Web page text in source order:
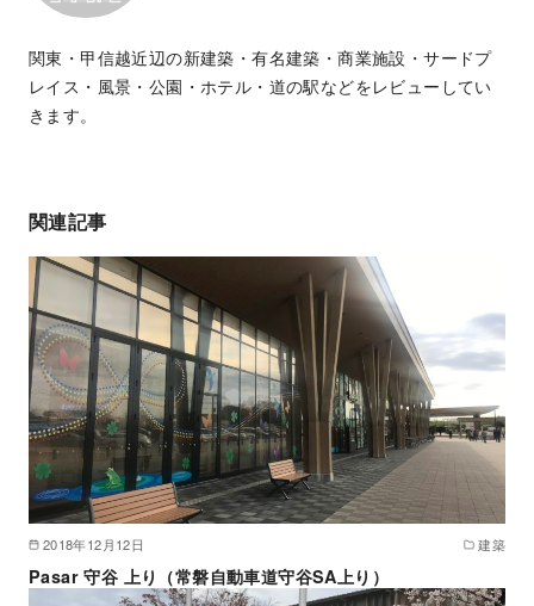
関東・甲信越近辺の新建築・有名建築・商業施設・サードプ
レイス・風景・公園・ホテル・道の駅などをレビューしてい
きます。
関連記事
2018年12月12日 建築
Pasar 守谷 上り（常磐自動車道守谷SA上り）